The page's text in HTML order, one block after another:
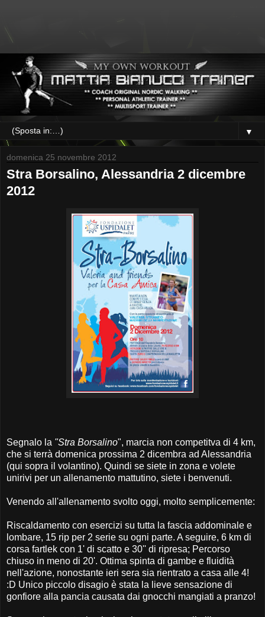
▼
domenica 25 novembre 2012
Stra Borsalino, Alessandria 2 dicembre
2012
Segnalo la "Stra Borsalino", marcia non competitva di 4 km,
che si terrà domenica prossima 2 dicembra ad Alessandria
(qui sopra il volantino). Quindi se siete in zona e volete
unirivi per un allenamento mattutino, siete i benvenuti.
Venendo all'allenamento svolto oggi, molto semplicemente:
Riscaldamento con esercizi su tutta la fascia addominale e
lombare, 15 rip per 2 serie su ogni parte. A seguire, 6 km di
corsa fartlek con 1' di scatto e 30'' di ripresa; Percorso
chiuso in meno di 20'. Ottima spinta di gambe e fluidità
nell'azione, nonostante ieri sera sia rientrato a casa alle 4!
:D Unico piccolo disagio è stata la lieve sensazione di
gonfiore alla pancia causata dai gnocchi mangiati a pranzo!